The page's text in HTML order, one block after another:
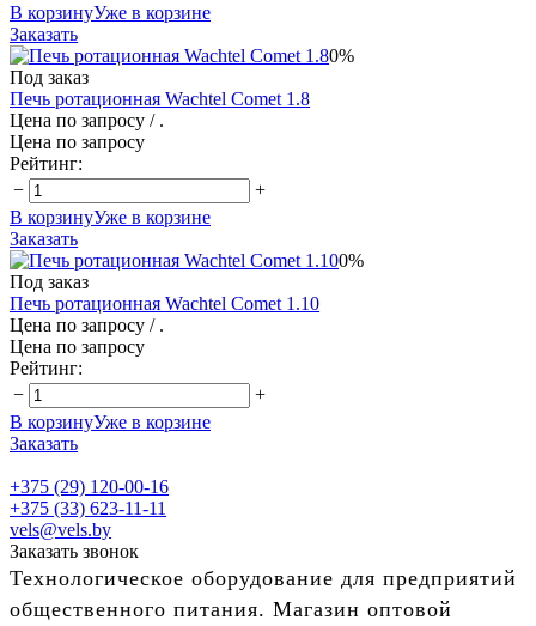
В корзинуУже в корзине
Заказать
0%
Под заказ
Печь ротационная Wachtel Comet 1.8
Цена по запросу / .
Цена по запросу
Рейтинг:
−
+
В корзинуУже в корзине
Заказать
0%
Под заказ
Печь ротационная Wachtel Comet 1.10
Цена по запросу / .
Цена по запросу
Рейтинг:
−
+
В корзинуУже в корзине
Заказать
+375 (29) 120-00-16
+375 (33) 623-11-11
vels@vels.by
Заказать звонок
Технологическое оборудование для предприятий
общественного питания. Магазин оптовой